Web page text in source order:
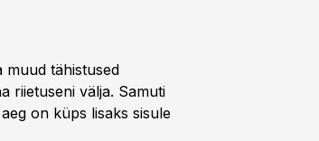
muud tähistused
riietuseni välja. Samuti
on küps lisaks sisule